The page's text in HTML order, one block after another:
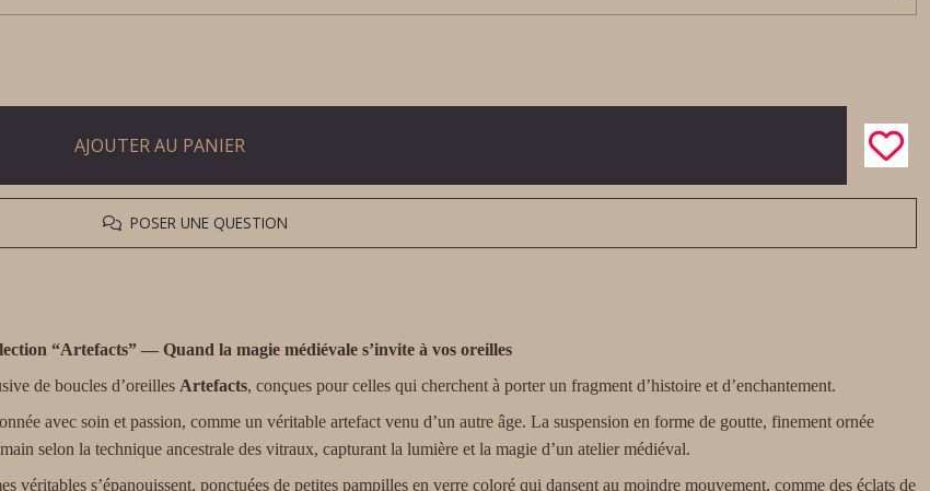
AJOUTER AU PANIER
POSER UNE QUESTION
“Artefacts” — Quand la magie médiévale s’invite à vos oreilles
de boucles d’oreilles Artefacts, conçues pour celles qui cherchent à porter un fragment d’histoire et d’enchantement.
avec soin et passion, comme un véritable artefact venu d’un autre âge. La suspension en forme de goutte, finement ornée
selon la technique ancestrale des vitraux, capturant la lumière et la magie d’un atelier médiéval.
véritables s’épanouissent, ponctuées de petites pampilles en verre coloré qui dansent au moindre mouvement, comme des éclats de